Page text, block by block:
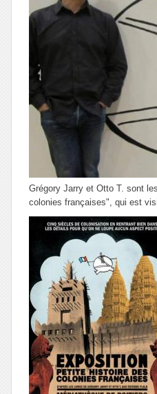
Grégory Jarry et Otto T. sont
colonies françaises", qui est